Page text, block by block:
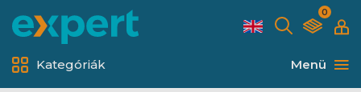
0
Menü
Kategóriák